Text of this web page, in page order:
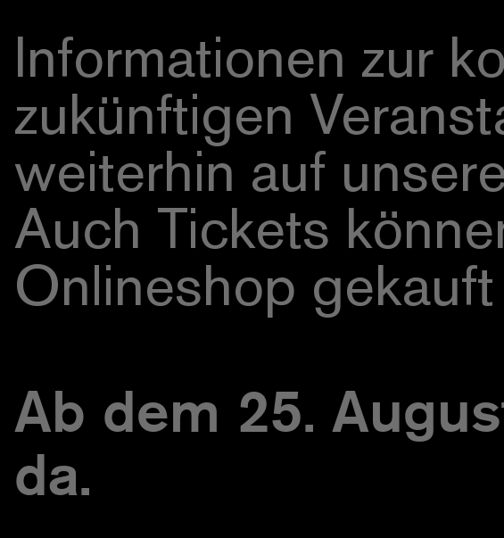
Informationen zur
zukünftigen
weiterhin auf
Auch Tickets
Onlineshop
Ab dem 25.
da.